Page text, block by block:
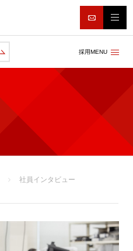
採用MENU
社員インタビュー